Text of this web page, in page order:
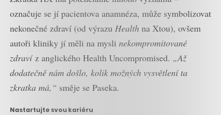
označuje se jí pacientova anamnéza, může symbolizovat
nekonečné zdraví (od výrazu Health na Xtou), ovšem
autoři kliniky jí měli na mysli nekompromitované
zdravíz anglického Health Uncompromised. „Až
dodatečně nám došlo, kolik možných vysvětlení ta
zkratka má,“ směje se Paseka.
Nastartujte svou kariéru